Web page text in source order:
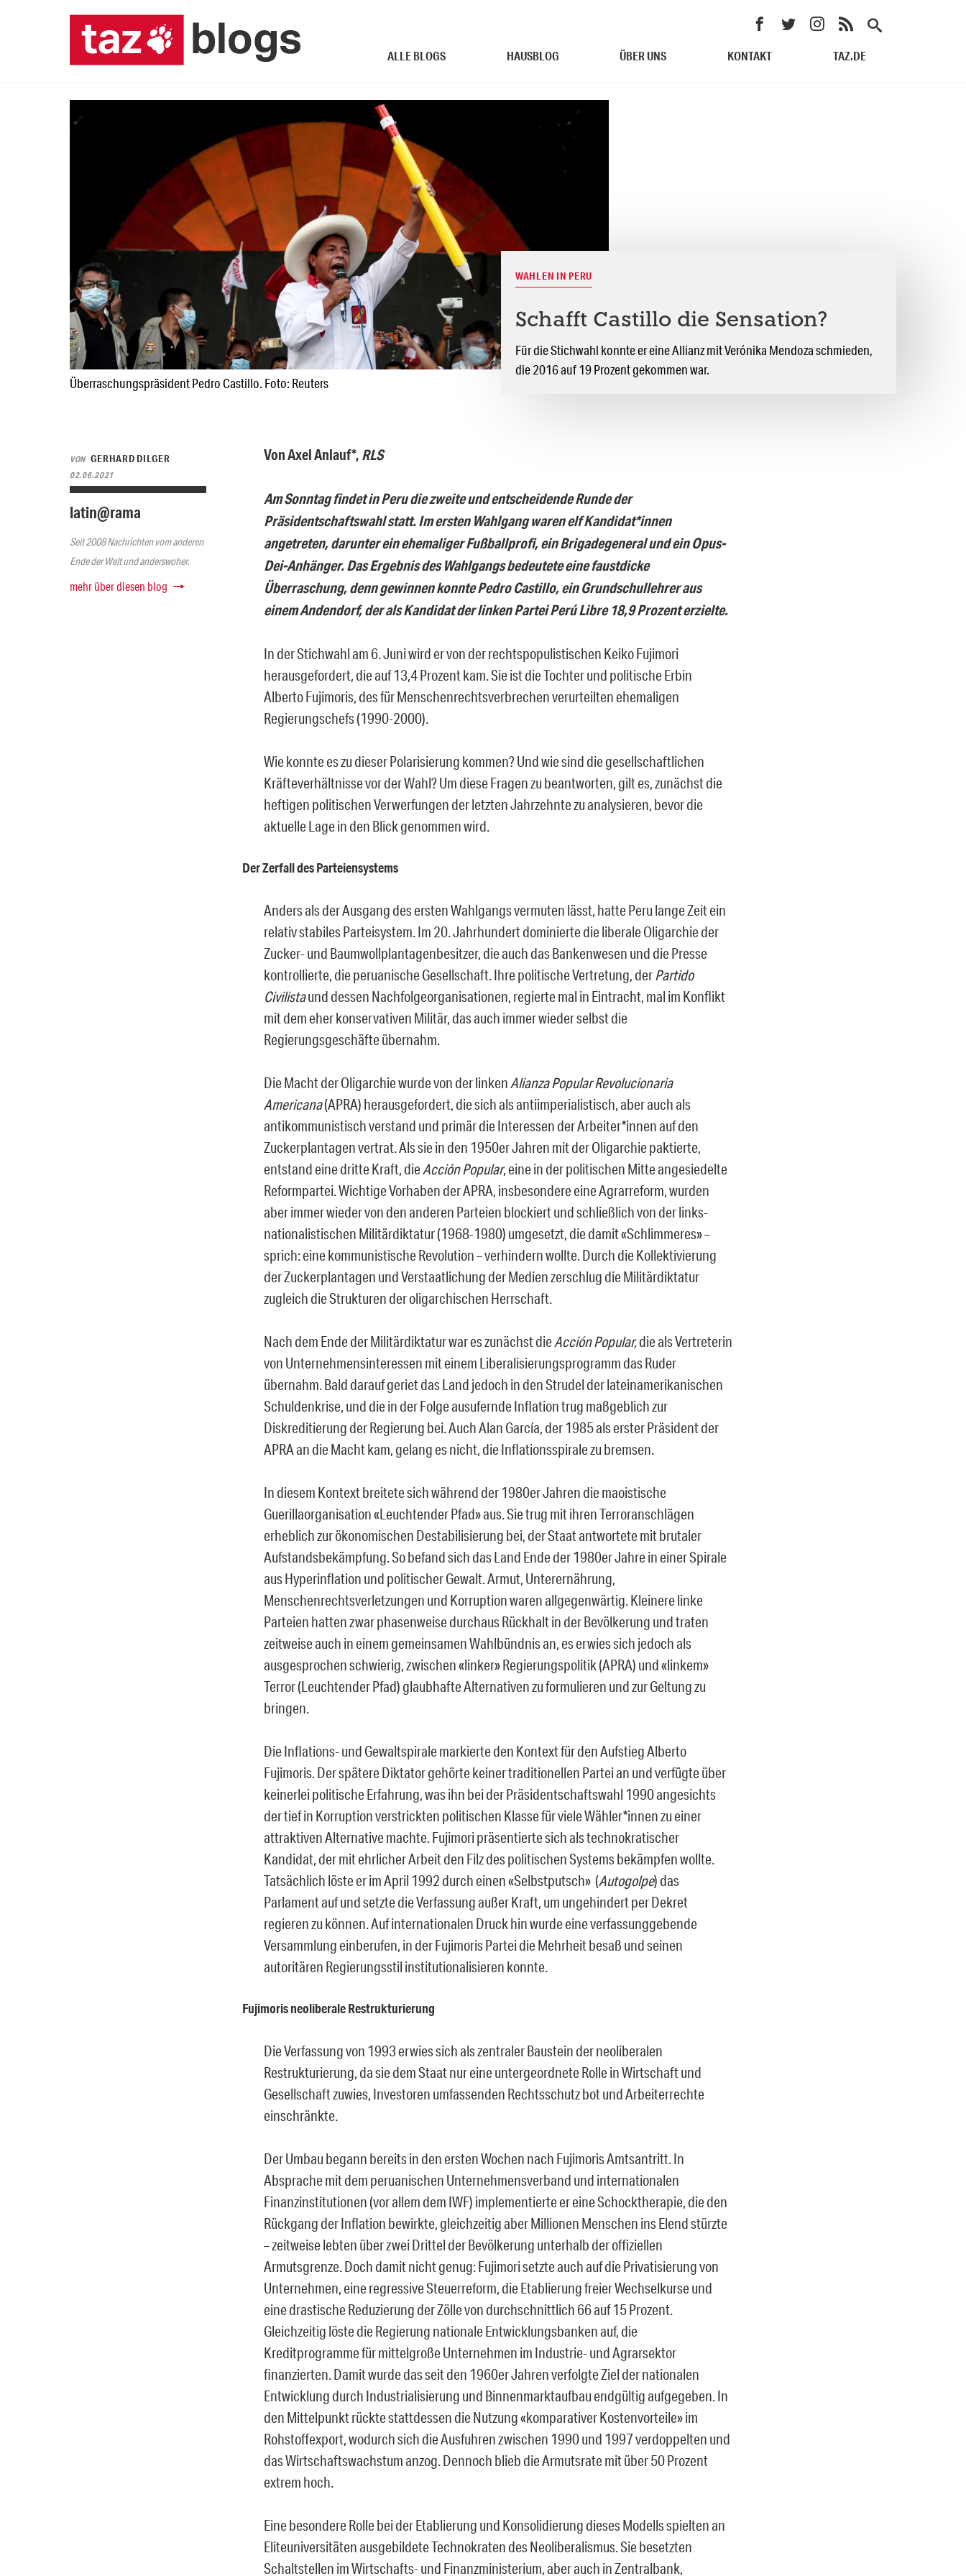
ALLE BLOGS HAUSBLOG ÜBER UNS KONTAKT TAZ.DE
Überraschungspräsident Pedro Castillo. Foto: Reuters
WAHLEN IN PERU
Schafft Castillo die Sensation?
Für die Stichwahl konnte er eine Allianz mit Verónika Mendoza schmieden,
die 2016 auf 19 Prozent gekommen war.
VON GERHARD DILGER
02.06.2021
latin@rama
Seit 2008 Nachrichten vom anderen
Ende der Welt und anderswoher.
mehr über diesen blog
Von Axel Anlauf*, RLS
Am Sonntag findet in Peru die zweite und entscheidende Runde der
Präsidentschaftswahl statt. Im ersten Wahlgang waren elf Kandidat*innen
angetreten, darunter ein ehemaliger Fußballprofi, ein Brigadegeneral und ein Opus-
Dei-Anhänger. Das Ergebnis des Wahlgangs bedeutete eine faustdicke
Überraschung, denn gewinnen konnte Pedro Castillo, ein Grundschullehrer aus
einem Andendorf, der als Kandidat der linken Partei Perú Libre 18,9 Prozent erzielte.
In der Stichwahl am 6. Juni wird er von der rechtspopulistischen Keiko Fujimori
herausgefordert, die auf 13,4 Prozent kam. Sie ist die Tochter und politische Erbin
Alberto Fujimoris, des für Menschenrechtsverbrechen verurteilten ehemaligen
Regierungschefs (1990-2000).
Wie konnte es zu dieser Polarisierung kommen? Und wie sind die gesellschaftlichen
Kräfteverhältnisse vor der Wahl? Um diese Fragen zu beantworten, gilt es, zunächst die
heftigen politischen Verwerfungen der letzten Jahrzehnte zu analysieren, bevor die
aktuelle Lage in den Blick genommen wird.
Der Zerfall des Parteiensystems
Anders als der Ausgang des ersten Wahlgangs vermuten lässt, hatte Peru lange Zeit ein
relativ stabiles Parteisystem. Im 20. Jahrhundert dominierte die liberale Oligarchie der
Zucker- und Baumwollplantagenbesitzer, die auch das Bankenwesen und die Presse
kontrollierte, die peruanische Gesellschaft. Ihre politische Vertretung, derPartido
Civilistaund dessen Nachfolgeorganisationen, regierte mal in Eintracht, mal im Konflikt
mit dem eher konservativen Militär, das auch immer wieder selbst die
Regierungsgeschäfte übernahm.
Die Macht der Oligarchie wurde von der linken Alianza Popular Revolucionaria
Americana(APRA) herausgefordert, die sich als antiimperialistisch, aber auch als
antikommunistisch verstand und primär die Interessen der Arbeiter*innen auf den
Zuckerplantagen vertrat. Als sie in den 1950er Jahren mit der Oligarchie paktierte,
entstand eine dritte Kraft, dieAcción Popular, eine in der politischen Mitte angesiedelte
Reformpartei. Wichtige Vorhaben der APRA, insbesondere eine Agrarreform, wurden
aber immer wieder von den anderen Parteien blockiert und schließlich von der links-
nationalistischen Militärdiktatur (1968-1980) umgesetzt, die damit «Schlimmeres» –
sprich: eine kommunistische Revolution – verhindern wollte. Durch die Kollektivierung
der Zuckerplantagen und Verstaatlichung der Medien zerschlug die Militärdiktatur
zugleich die Strukturen der oligarchischen Herrschaft.
Nach dem Ende der Militärdiktatur war es zunächst dieAcción Popular,die als Vertreterin
von Unternehmensinteressen mit einem Liberalisierungsprogramm das Ruder
übernahm. Bald darauf geriet das Land jedoch in den Strudel der lateinamerikanischen
Schuldenkrise, und die in der Folge ausufernde Inflation trug maßgeblich zur
Diskreditierung der Regierung bei. Auch Alan García, der 1985 als erster Präsident der
APRA an die Macht kam, gelang es nicht, die Inflationsspirale zu bremsen.
In diesem Kontext breitete sich während der 1980er Jahren die maoistische
Guerillaorganisation «Leuchtender Pfad» aus. Sie trug mit ihren Terroranschlägen
erheblich zur ökonomischen Destabilisierung bei, der Staat antwortete mit brutaler
Aufstandsbekämpfung. So befand sich das Land Ende der 1980er Jahre in einer Spirale
aus Hyperinflation und politischer Gewalt. Armut, Unterernährung,
Menschenrechtsverletzungen und Korruption waren allgegenwärtig. Kleinere linke
Parteien hatten zwar phasenweise durchaus Rückhalt in der Bevölkerung und traten
zeitweise auch in einem gemeinsamen Wahlbündnis an, es erwies sich jedoch als
ausgesprochen schwierig, zwischen «linker» Regierungspolitik (APRA) und «linkem»
Terror (Leuchtender Pfad) glaubhafte Alternativen zu formulieren und zur Geltung zu
bringen.
Die Inflations- und Gewaltspirale markierte den Kontext für den Aufstieg Alberto
Fujimoris. Der spätere Diktator gehörte keiner traditionellen Partei an und verfügte über
keinerlei politische Erfahrung, was ihn bei der Präsidentschaftswahl 1990 angesichts
der tief in Korruption verstrickten politischen Klasse für viele Wähler*innen zu einer
attraktiven Alternative machte. Fujimori präsentierte sich als technokratischer
Kandidat, der mit ehrlicher Arbeit den Filz des politischen Systems bekämpfen wollte.
Tatsächlich löste er im April 1992 durch einen «Selbstputsch» (Autogolpe) das
Parlament auf und setzte die Verfassung außer Kraft, um ungehindert per Dekret
regieren zu können. Auf internationalen Druck hin wurde eine verfassunggebende
Versammlung einberufen, in der Fujimoris Partei die Mehrheit besaß und seinen
autoritären Regierungsstil institutionalisieren konnte.
Fujimoris neoliberale Restrukturierung
Die Verfassung von 1993 erwies sich als zentraler Baustein der neoliberalen
Restrukturierung, da sie dem Staat nur eine untergeordnete Rolle in Wirtschaft und
Gesellschaft zuwies, Investoren umfassenden Rechtsschutz bot und Arbeiterrechte
einschränkte.
Der Umbau begann bereits in den ersten Wochen nach Fujimoris Amtsantritt. In
Absprache mit dem peruanischen Unternehmensverband und internationalen
Finanzinstitutionen (vor allem dem IWF) implementierte er eine Schocktherapie, die den
Rückgang der Inflation bewirkte, gleichzeitig aber Millionen Menschen ins Elend stürzte
– zeitweise lebten über zwei Drittel der Bevölkerung unterhalb der offiziellen
Armutsgrenze. Doch damit nicht genug: Fujimori setzte auch auf die Privatisierung von
Unternehmen, eine regressive Steuerreform, die Etablierung freier Wechselkurse und
eine drastische Reduzierung der Zölle von durchschnittlich 66 auf 15 Prozent.
Gleichzeitig löste die Regierung nationale Entwicklungsbanken auf, die
Kreditprogramme für mittelgroße Unternehmen im Industrie- und Agrarsektor
finanzierten. Damit wurde das seit den 1960er Jahren verfolgte Ziel der nationalen
Entwicklung durch Industrialisierung und Binnenmarktaufbau endgültig aufgegeben. In
den Mittelpunkt rückte stattdessen die Nutzung «komparativer Kostenvorteile» im
Rohstoffexport, wodurch sich die Ausfuhren zwischen 1990 und 1997 verdoppelten und
das Wirtschaftswachstum anzog. Dennoch blieb die Armutsrate mit über 50 Prozent
extrem hoch.
Eine besondere Rolle bei der Etablierung und Konsolidierung dieses Modells spielten an
Eliteuniversitäten ausgebildete Technokraten des Neoliberalismus. Sie besetzten
Schaltstellen im Wirtschafts- und Finanzministerium, aber auch in Zentralbank,